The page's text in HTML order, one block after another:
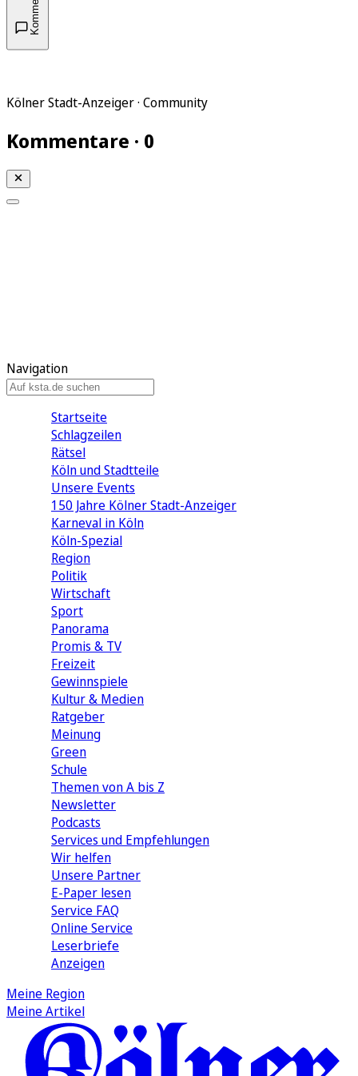
Kölner Stadt-Anzeiger · Community
Kommentare · 0
Navigation
Startseite
Schlagzeilen
Rätsel
Köln und Stadtteile
Unsere Events
150 Jahre Kölner Stadt-Anzeiger
Karneval in Köln
Köln-Spezial
Region
Politik
Wirtschaft
Sport
Panorama
Promis & TV
Freizeit
Gewinnspiele
Kultur & Medien
Ratgeber
Meinung
Green
Schule
Themen von A bis Z
Newsletter
Podcasts
Services und Empfehlungen
Wir helfen
Unsere Partner
E-Paper lesen
Service FAQ
Online Service
Leserbriefe
Anzeigen
Meine Region
Meine Artikel